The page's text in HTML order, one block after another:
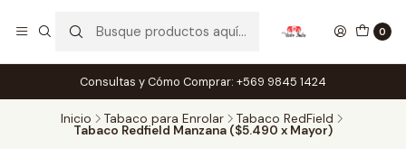
0
Consultas y Cómo Comprar: +569 9845 1424
Inicio Tabaco para Enrolar Tabaco RedField
Tabaco Redfield Manzana ($5.490 x Mayor)